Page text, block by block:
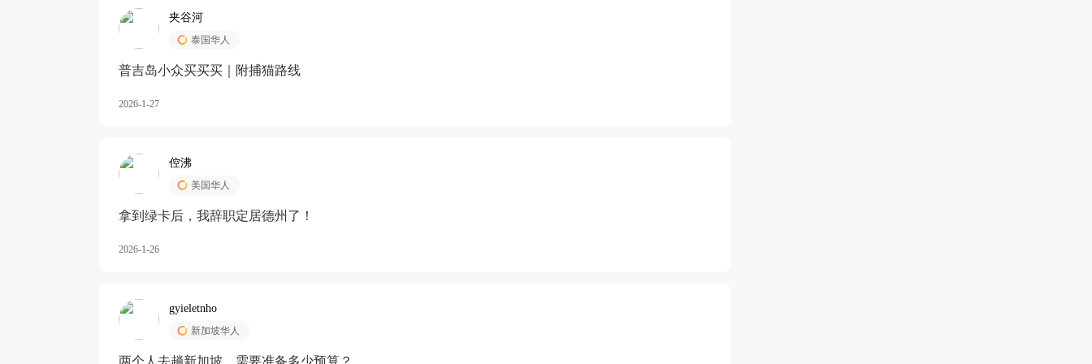
夹谷河
泰国华人
️普吉岛小众买买买｜附捕猫路线
2026-1-27
倥沸
美国华人
拿到绿卡后，我辞职定居德州了！
2026-1-26
gyieletnho
新加坡华人
两个人去趟新加坡，需要准备多少预算？